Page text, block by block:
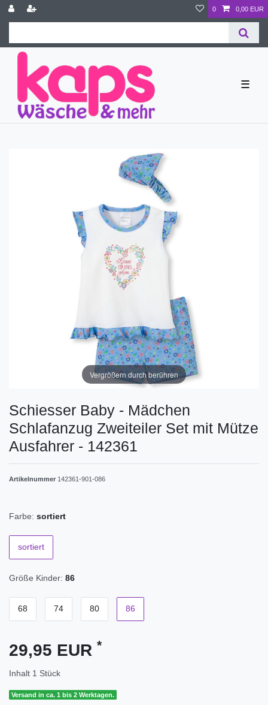
0 0,00 EUR
☰
Vergrößern durch berühren
Schiesser Baby - Mädchen
Schlafanzug Zweiteiler Set mit Mütze
Ausfahrer - 142361
Artikelnummer 142361-901-086
Farbe: sortiert
sortiert
Größe Kinder: 86
68 74 80 86
29,95 EUR *
Inhalt 1 Stück
Versand in ca. 1 bis 2 Werktagen.